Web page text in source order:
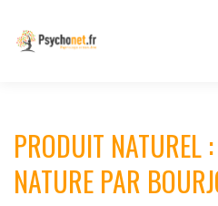
PRODUIT NATUREL
NATURE PAR